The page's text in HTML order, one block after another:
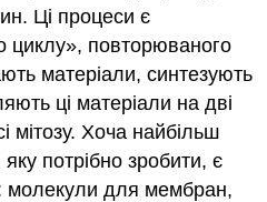
Ці процеси є
циклу», повторюваного
матеріали, синтезують
ці матеріали на дві
мітозу. Хоча найбільш
потрібно зробити, є
молекули для мембран,